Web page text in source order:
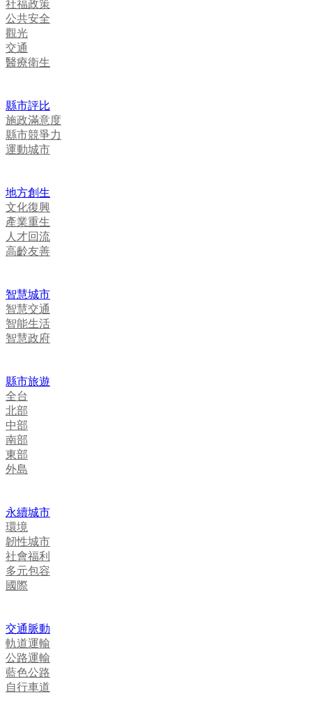
社福政策
公共安全
觀光
交通
醫療衛生
縣市評比
施政滿意度
縣市競爭力
運動城市
地方創生
文化復興
產業重生
人才回流
高齡友善
智慧城市
智慧交通
智能生活
智慧政府
縣市旅遊
全台
北部
中部
南部
東部
外島
永續城市
環境
韌性城市
社會福利
多元包容
國際
交通脈動
軌道運輸
公路運輸
藍色公路
自行車道